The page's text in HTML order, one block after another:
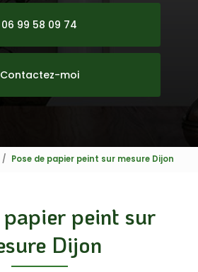
06 99 58 09 74
Contactez-moi
Pose de papier peint sur mesure Dijon
papier peint sur
Dijon